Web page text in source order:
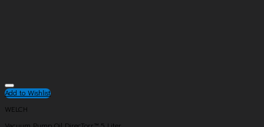
Add to Wishlist
WELCH